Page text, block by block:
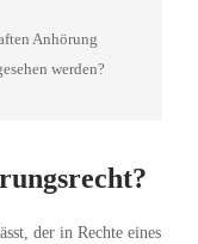
Anhörung
werden?
der in Rechte eines